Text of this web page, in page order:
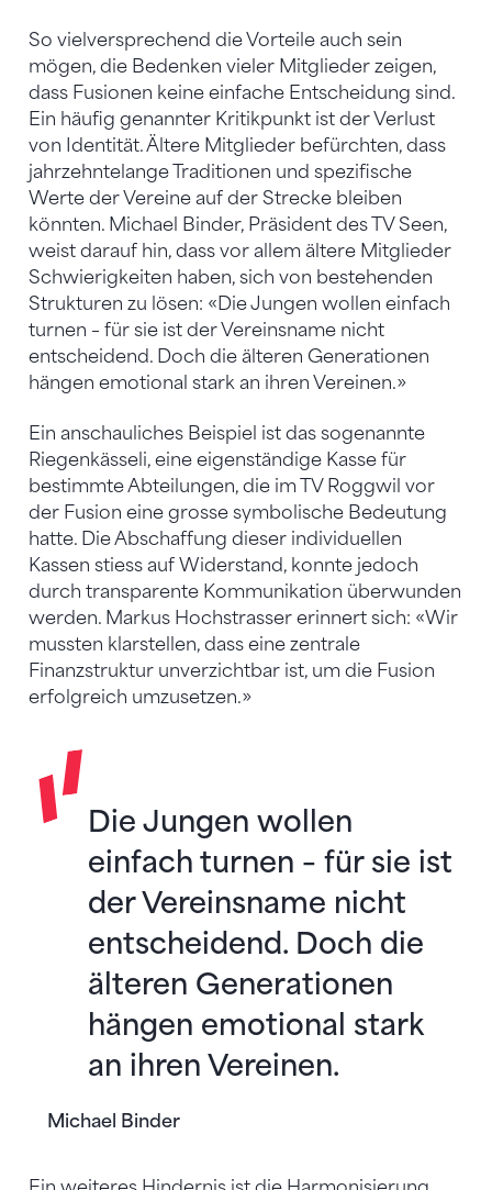
So vielversprechend die Vorteile auch sein
mögen, die Bedenken vieler Mitglieder zeigen,
dass Fusionen keine einfache Entscheidung sind.
Ein häufig genannter Kritikpunkt ist der Verlust
von Identität. Ältere Mitglieder befürchten, dass
jahrzehntelange Traditionen und spezifische
Werte der Vereine auf der Strecke bleiben
könnten. Michael Binder, Präsident des TV Seen,
weist darauf hin, dass vor allem ältere Mitglieder
Schwierigkeiten haben, sich von bestehenden
Strukturen zu lösen: «Die Jungen wollen einfach
turnen – für sie ist der Vereinsname nicht
entscheidend. Doch die älteren Generationen
hängen emotional stark an ihren Vereinen.»
Ein anschauliches Beispiel ist das sogenannte
Riegenkässeli, eine eigenständige Kasse für
bestimmte Abteilungen, die im TV Roggwil vor
der Fusion eine grosse symbolische Bedeutung
hatte. Die Abschaffung dieser individuellen
Kassen stiess auf Widerstand, konnte jedoch
durch transparente Kommunikation überwunden
werden. Markus Hochstrasser erinnert sich: «Wir
mussten klarstellen, dass eine zentrale
Finanzstruktur unverzichtbar ist, um die Fusion
erfolgreich umzusetzen.»
Michael Binder
Die Jungen wollen
einfach turnen – für sie ist
der Vereinsname nicht
entscheidend. Doch die
älteren Generationen
hängen emotional stark
an ihren Vereinen.